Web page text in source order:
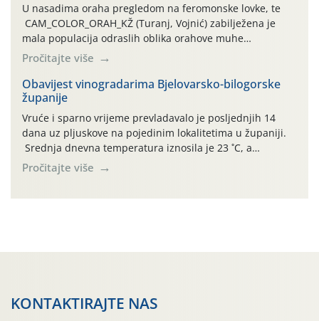
U nasadima oraha pregledom na feromonske lovke, te
CAM_COLOR_ORAH_KŽ (Turanj, Vojnić) zabilježena je
mala populacija odraslih oblika orahove muhe
(Rhagoletis completa). Niska brojnost može se objasniti
činjenicom da je riječ o mladim nasadima s vrlo malim
urodom, što je povezano i s manjim brojem prezimjelih
jedinki. U starijim nasadima, na žutim ljepljivim Rebell
pločama s […]
Pročitajte više
Obavijest vinogradarima Bjelovarsko-bilogorske
županije
Vruće i sparno vrijeme prevladavalo je posljednjih 14
dana uz pljuskove na pojedinim lokalitetima u županiji.
Srednja dnevna temperatura iznosila je 23 ˚C, a
maksimalne su posljednjih dana dosezale do 35 ˚C.
Simptome plamenjače vinove loze (Plasmoparas
Pročitajte više
KONTAKTIRAJTE NAS